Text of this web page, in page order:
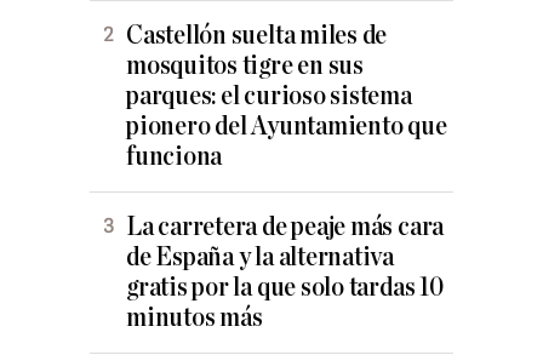
Castellón suelta miles de
mosquitos tigre en sus
parques: el curioso sistema
pionero del Ayuntamiento que
funciona
La carretera de peaje más cara
de España y la alternativa
gratis por la que solo tardas 10
minutos más